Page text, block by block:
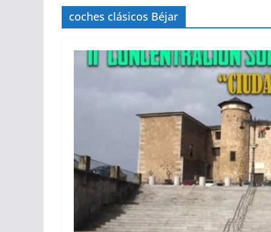
coches clásicos Béjar